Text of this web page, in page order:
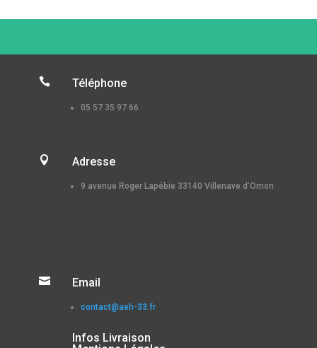
 Téléphone
05 57 35 97 66
 Adresse
9 avenue Roger Lapébie 33140 Villenave d’Ornon
 Email
contact@aeh-33.fr
Infos Livraison